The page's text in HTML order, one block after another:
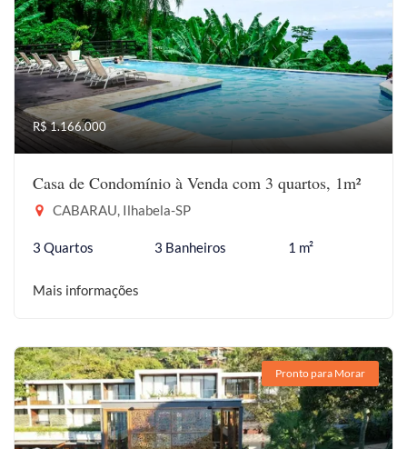
R$ 1.166.000
Casa de Condomínio à Venda com 3 quartos, 1m²
CABARAU, Ilhabela-SP
3 Quartos 3 Banheiros 1 m²
Mais informações
Pronto para Morar